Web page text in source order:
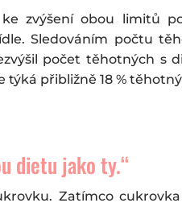
zvýšení obou limitů
Sledováním počtu
počet těhotných s
přibližně 18 %
dietu jako ty.“
Zatímco